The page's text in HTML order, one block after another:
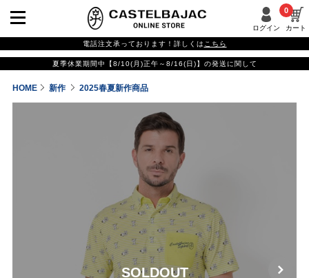
ログイン カート
0
電話注文承っております！詳しくは こちら
夏季休業期間中【8/10(月)正午～8/16(日)】の発送に関して
HOME 新作 2025春夏新作商品
SOLDOUT